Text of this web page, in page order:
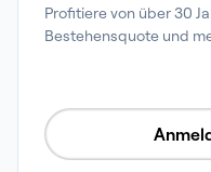
Profitiere von über 30
Bestehensquote und